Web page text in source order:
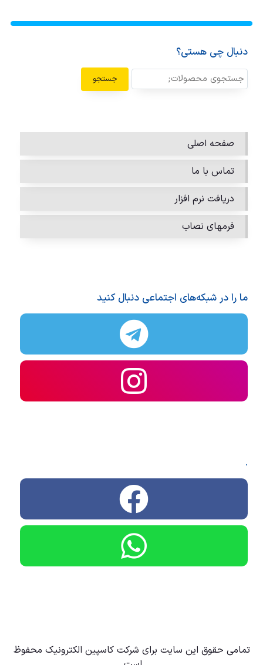
دنبال چی هستی؟
جستجو
صفحه اصلی
تماس با ما
دریافت نرم افزار
فرمهای نصاب
ما را در شبکه‌های اجتماعی دنبال کنید
.
تمامی حقوق این سایت برای شرکت کاسپین الکترونیک محفوظ